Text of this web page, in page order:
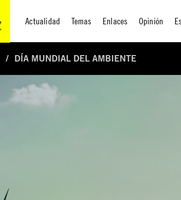
Actualidad Temas Enlaces Opinión
DÍA MUNDIAL DEL AMBIENTE